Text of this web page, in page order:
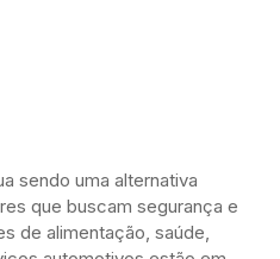
sendo uma alternativa
que buscam segurança e
de alimentação, saúde,